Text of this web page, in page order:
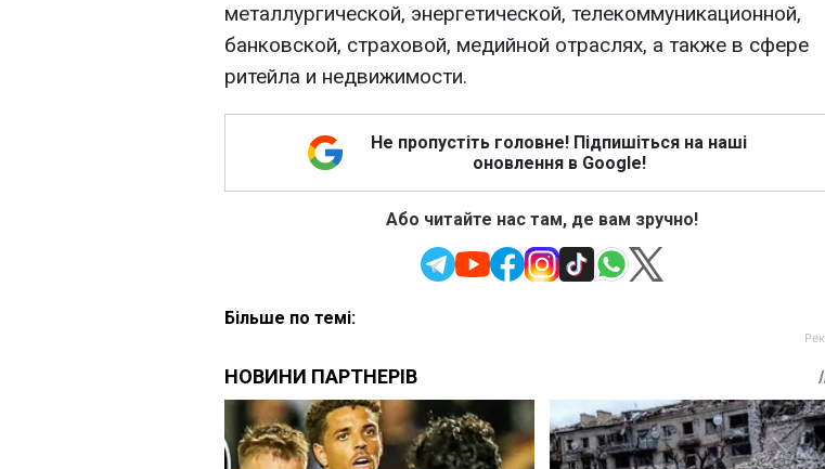
металлургической, энергетической, телекоммуникационной,
банковской, страховой, медийной отраслях, а также в сфере
ритейла и недвижимости.
Не пропустіть головне! Підпишіться на наші
оновлення в Google!
Або читайте нас там, де вам зручно!
Більше по темі: